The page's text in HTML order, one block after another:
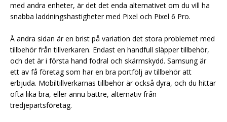
med andra enheter, är det det enda alternativet om du vill ha
snabba laddningshastigheter med Pixel och Pixel 6 Pro.
Å andra sidan är en brist på variation det stora problemet med
tillbehör från tillverkaren. Endast en handfull släpper tillbehör,
och det är i första hand fodral och skärmskydd. Samsung är
ett av få företag som har en bra portfölj av tillbehör att
erbjuda. Mobiltillverkarnas tillbehör är också dyra, och du hittar
ofta lika bra, eller ännu bättre, alternativ från
tredjepartsföretag.